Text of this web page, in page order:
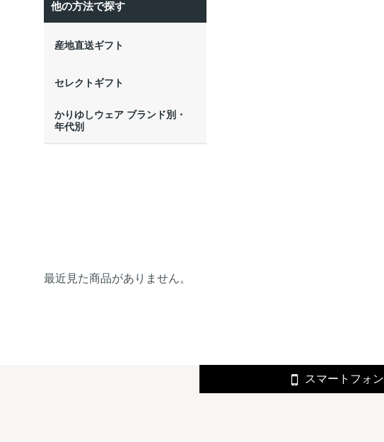
他の方法で探す
産地直送ギフト
セレクトギフト
かりゆしウェア ブランド別・
年代別
最近見た商品がありません。
スマートフォン